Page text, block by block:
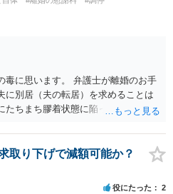
毒に思います。 弁護士が離婚のお手
に別居（夫の転居）を求めることは
たちまち膠着状態に陥ってしまうの
談者さまが転居する形で離婚協議等
ことが圧倒的多数です。
取り下げで減額可能か？
役にたった 2